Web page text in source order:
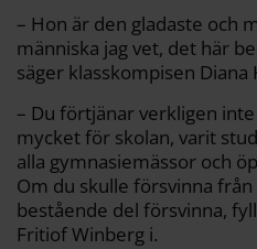
– Hon är den gladaste och
människa jag vet, det här
säger klasskompisen Diana
– Du förtjänar verkligen
mycket för skolan, varit
alla gymnasiemässor och
Om du skulle försvinna
bestående del försvinna,
Fritiof Winberg i.